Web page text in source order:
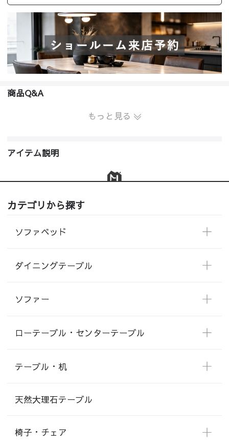
商品Q&A
もっと見る
アイテム説明
カテゴリから探す
ソファベッド
ダイニングテーブル
ソファー
ローテーブル・センターテーブル
テーブル・机
天然大理石テーブル
椅子・チェア